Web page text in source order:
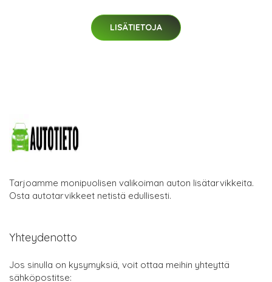
LISÄTIETOJA
Tarjoamme monipuolisen valikoiman auton lisätarvikkeita.
Osta autotarvikkeet netistä edullisesti.
Yhteydenotto
Jos sinulla on kysymyksiä, voit ottaa meihin yhteyttä
sähköpostitse: